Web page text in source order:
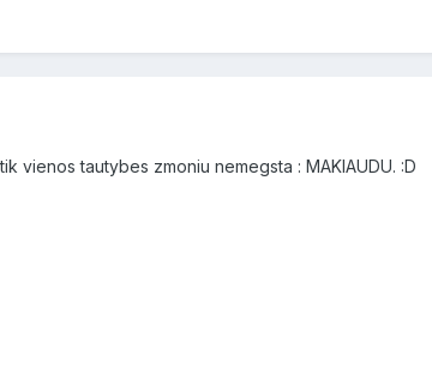
vienos tautybes zmoniu nemegsta : MAKlAUDU. :D